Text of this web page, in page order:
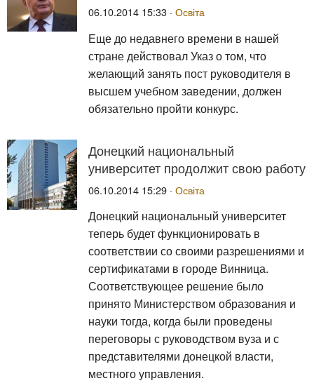
06.10.2014 15:33 · Освіта
Еще до недавнего времени в нашей
стране действовал Указ о том, что
желающий занять пост руководителя в
высшем учебном заведении, должен
обязательно пройти конкурс.
Донецкий национальный
университет продолжит свою работу
06.10.2014 15:29 · Освіта
Донецкий национальный университет
теперь будет функционировать в
соответствии со своими разрешениями и
сертификатами в городе Винница.
Соответствующее решение было
принято Министерством образования и
науки тогда, когда были проведены
переговоры с руководством вуза и с
представителями донецкой власти,
местного управления.